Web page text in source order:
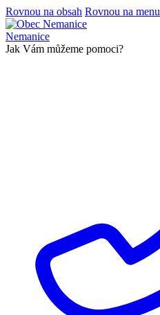
Rovnou na obsah Rovnou na menu
Nemanice
Jak Vám můžeme pomoci?